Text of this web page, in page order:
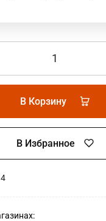
В Корзину
В Избранное